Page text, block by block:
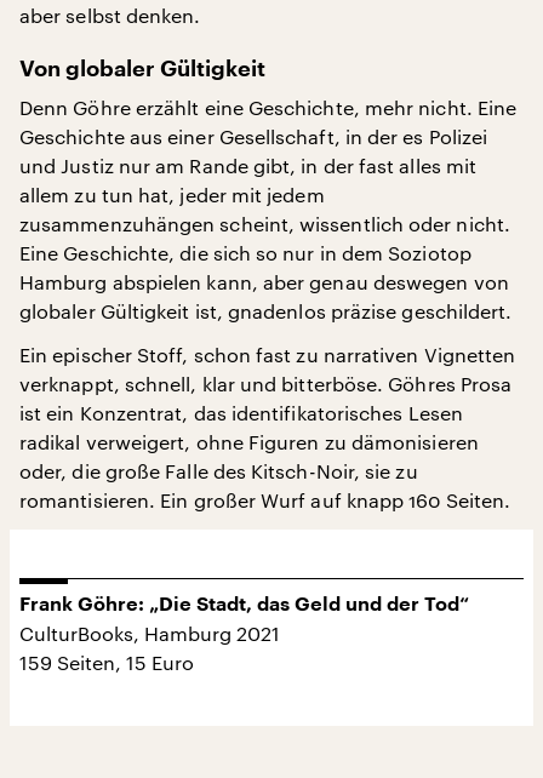
aber selbst denken.
Von globaler Gültigkeit
Denn Göhre erzählt eine Geschichte, mehr nicht. Eine
Geschichte aus einer Gesellschaft, in der es Polizei
und Justiz nur am Rande gibt, in der fast alles mit
allem zu tun hat, jeder mit jedem
zusammenzuhängen scheint, wissentlich oder nicht.
Eine Geschichte, die sich so nur in dem Soziotop
Hamburg abspielen kann, aber genau deswegen von
globaler Gültigkeit ist, gnadenlos präzise geschildert.
Ein epischer Stoff, schon fast zu narrativen Vignetten
verknappt, schnell, klar und bitterböse. Göhres Prosa
ist ein Konzentrat, das identifikatorisches Lesen
radikal verweigert, ohne Figuren zu dämonisieren
oder, die große Falle des Kitsch-Noir, sie zu
romantisieren. Ein großer Wurf auf knapp 160 Seiten.
Frank Göhre: „Die Stadt, das Geld und der Tod“
CulturBooks, Hamburg 2021
159 Seiten, 15 Euro